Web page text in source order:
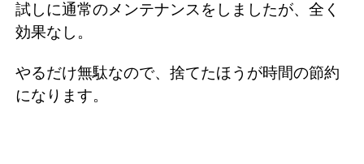
試しに通常のメンテナンスをしましたが、全く
効果なし。
やるだけ無駄なので、捨てたほうが時間の節約
になります。